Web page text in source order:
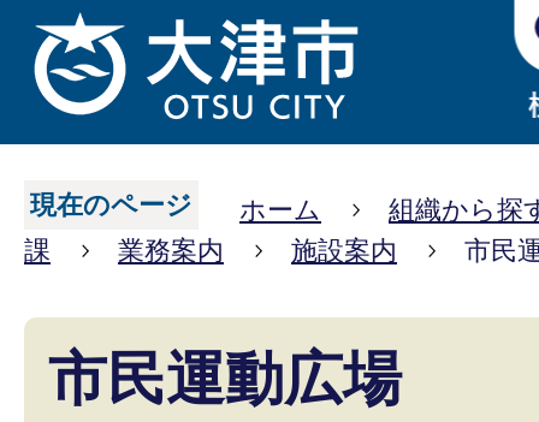
現在のページ ホーム
組織から探
課
業務案内 施設案内 市民
市民運動広場